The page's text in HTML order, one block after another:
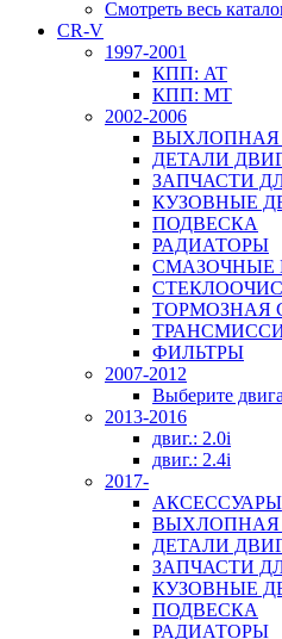
Смотреть весь
CR-V
1997-2001
КПП: AT
КПП: MT
2002-2006
ВЫХЛОПНАЯ
ДЕТАЛИ
ЗАПЧАСТИ
КУЗОВНЫЕ
ПОДВЕСКА
РАДИАТОРЫ
СМАЗОЧНЫЕ
ТОРМОЗНАЯ
ФИЛЬТРЫ
2007-2012
Выберите
2013-2016
двиг.: 2.0i
двиг.: 2.4i
2017-
АКСЕССУАРЫ
ВЫХЛОПНАЯ
ДЕТАЛИ
ЗАПЧАСТИ
КУЗОВНЫЕ
ПОДВЕСКА
РАДИАТОРЫ